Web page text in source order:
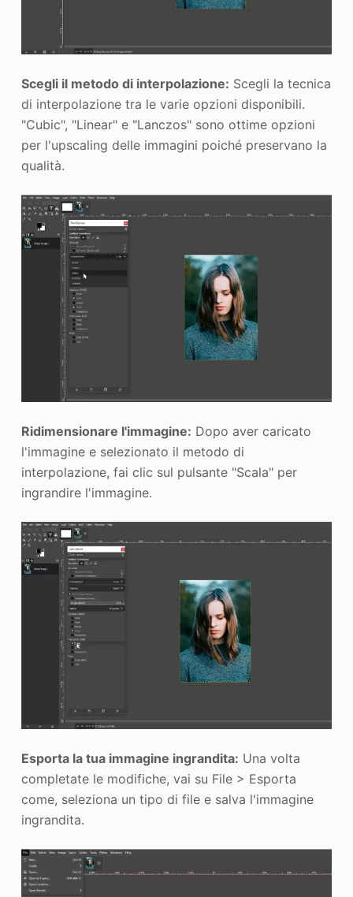
Scegli il metodo di interpolazione: Scegli la tecnica
di interpolazione tra le varie opzioni disponibili.
"Cubic", "Linear" e "Lanczos" sono ottime opzioni
per l'upscaling delle immagini poiché preservano la
qualità.
Ridimensionare l'immagine: Dopo aver caricato
l'immagine e selezionato il metodo di
interpolazione, fai clic sul pulsante "Scala" per
ingrandire l'immagine.
Esporta la tua immagine ingrandita: Una volta
completate le modifiche, vai su File > Esporta
come, seleziona un tipo di file e salva l'immagine
ingrandita.